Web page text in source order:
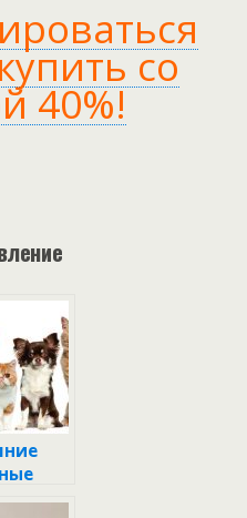
со
40%!